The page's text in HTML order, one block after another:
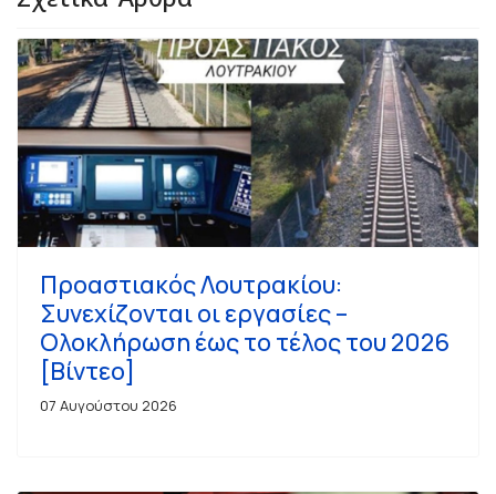
Προαστιακός Λουτρακίου:
Συνεχίζονται οι εργασίες –
Ολοκλήρωση έως το τέλος του 2026
[Βίντεο]
07 Αυγούστου 2026